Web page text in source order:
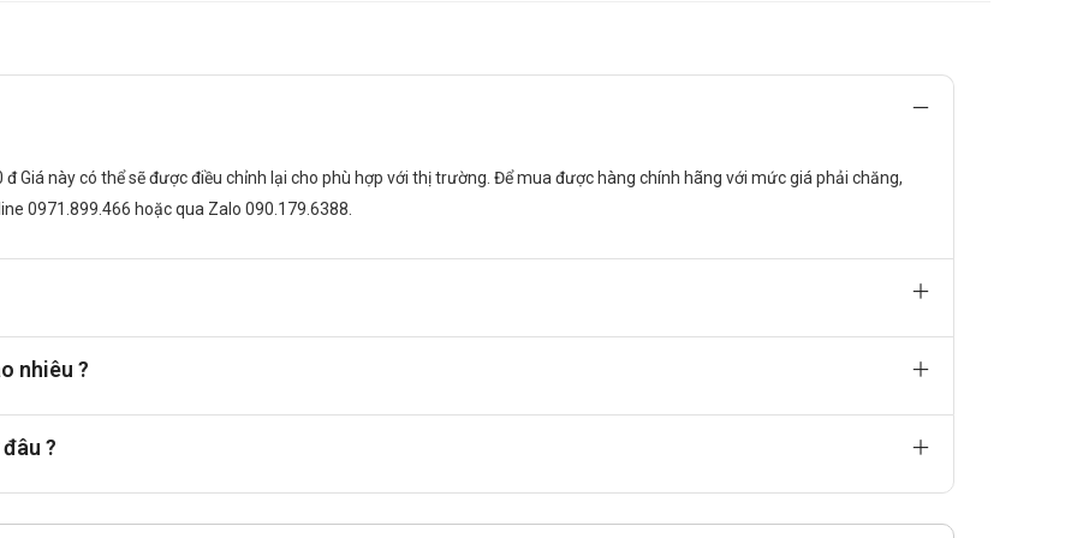
của bác sĩ. Không tự ý tăng hoặc giảm liều.
sút hoặc có thể gây hại.
bú.
Giá này có thể sẽ được điều chỉnh lại cho phù hợp với thị trường. Để mua được hàng chính hãng với mức giá phải chăng,
0971.899.466 hoặc qua Zalo 090.179.6388.
nhiêu ?
?